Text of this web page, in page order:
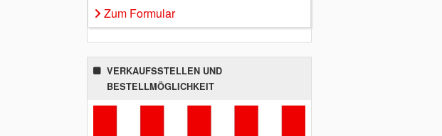
Zum Formular
VERKAUFSSTELLEN UND
BESTELLMÖGLICHKEIT